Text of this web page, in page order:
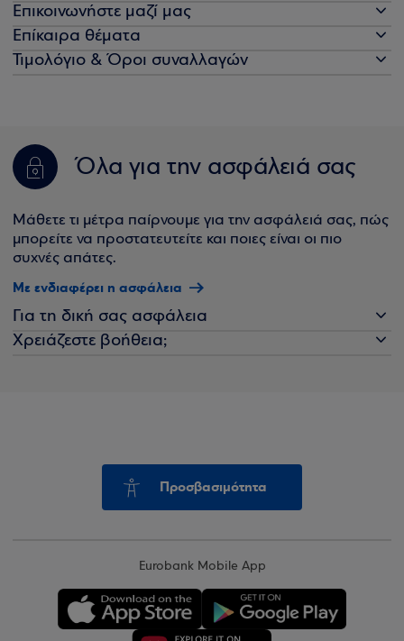
Επικοινωνήστε μαζί μας
Επίκαιρα θέματα
Τιμολόγιο & Όροι συναλλαγών
Όλα για την ασφάλειά σας
Μάθετε τι μέτρα παίρνουμε για την ασφάλειά σας, πώς
μπορείτε να προστατευτείτε και ποιες είναι οι πιο
συχνές απάτες.
Με ενδιαφέρει η ασφάλεια
Για τη δική σας ασφάλεια
Χρειάζεστε βοήθεια;
Προσβασιμότητα
Eurobank Mobile App